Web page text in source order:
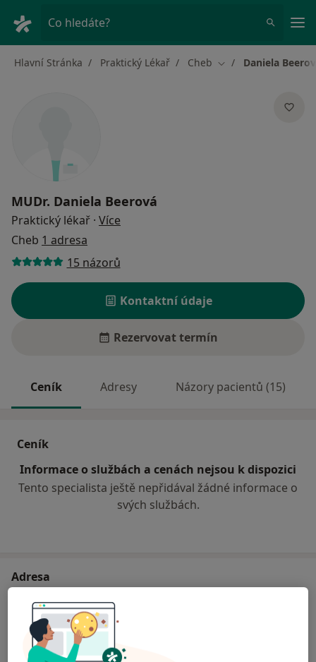
Co hledáte?
Hlavní Stránka Praktický Lékař Cheb Změna města
Daniela
MUDr. Daniela Beerová
Praktický lékař · Více
Cheb 1 adresa
15 názorů
Kontaktní údaje
Rezervovat termín
Ceník Adresy Názory pacientů (15)
Ceník
Informace o službách a cenách nejsou k dispozici
Tento specialista ještě nepřidával žádné informace o
svých službách.
Adresa
Ordinace
Májová 582/19,